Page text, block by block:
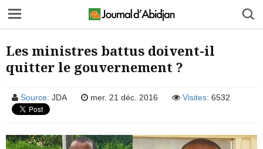
Les ministres battus doivent-il
quitter le gouvernement ?
Source: JDA mer. 21 déc. 2016 Visites: 6532